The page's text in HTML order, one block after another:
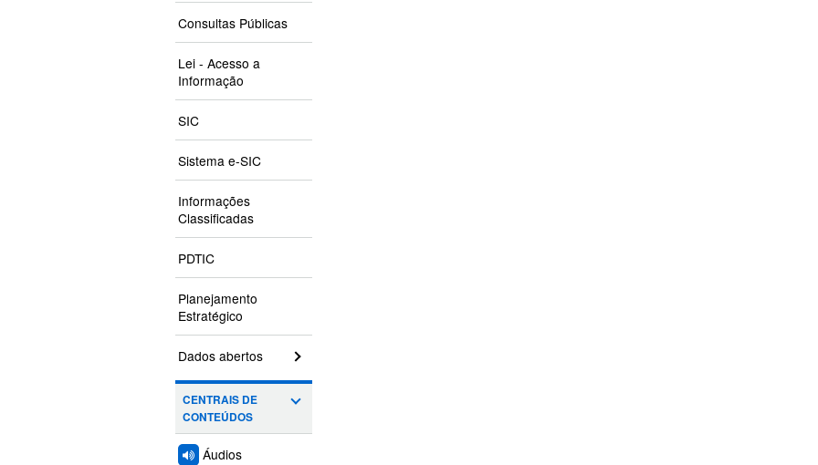
Consultas Públicas
Lei - Acesso a
Informação
SIC
Sistema e-SIC
Informações
Classificadas
PDTIC
Planejamento
Estratégico
Dados abertos
CENTRAIS DE
CONTEÚDOS
Áudios